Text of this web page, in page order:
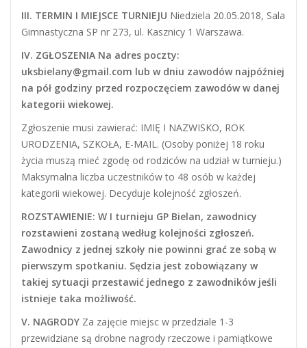
III. TERMIN I MIEJSCE TURNIEJU Niedziela 20.05.2018, Sala
Gimnastyczna SP nr 273, ul. Kasznicy 1 Warszawa.
IV. ZGŁOSZENIA Na adres poczty:
uksbielany@gmail.com lub w dniu zawodów najpóźniej
na pół godziny przed rozpoczęciem zawodów w danej
kategorii wiekowej.
Zgłoszenie musi zawierać: IMIĘ I NAZWISKO, ROK
URODZENIA, SZKOŁA, E-MAIL. (Osoby poniżej 18 roku
życia muszą mieć zgodę od rodziców na udział w turnieju.)
Maksymalna liczba uczestników to 48 osób w każdej
kategorii wiekowej. Decyduje kolejność zgłoszeń.
ROZSTAWIENIE: W I turnieju GP Bielan, zawodnicy
rozstawieni zostaną według kolejności zgłoszeń.
Zawodnicy z jednej szkoły nie powinni grać ze sobą w
pierwszym spotkaniu. Sędzia jest zobowiązany w
takiej sytuacji przestawić jednego z zawodników jeśli
istnieje taka możliwość.
V. NAGRODY Za zajęcie miejsc w przedziale 1-3
przewidziane są drobne nagrody rzeczowe i pamiątkowe